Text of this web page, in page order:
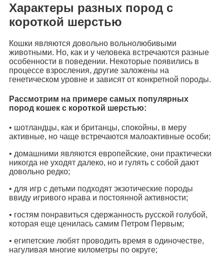
Характеры разных пород с
короткой шерстью
Кошки являются довольно вольнолюбивыми
животными. Но, как и у человека встречаются разные
особенности в поведении. Некоторые появились в
процессе взросления, другие заложены на
генетическом уровне и зависят от конкретной породы.
Рассмотрим на примере самых популярных
пород кошек с короткой шерстью:
• шотландцы, как и британцы, спокойны, в меру
активные, но чаще встречаются малоактивные особи;
• домашними являются европейские, они практически
никогда не уходят далеко, но и гулять с собой дают
довольно редко;
• для игр с детьми подходят экзотические породы
ввиду игривого нрава и постоянной активности;
• гостям понравиться сдержанность русской голубой,
которая еще ценилась самим Петром Первым;
• египетские любят проводить время в одиночестве,
нагуливая многие километры по округе;